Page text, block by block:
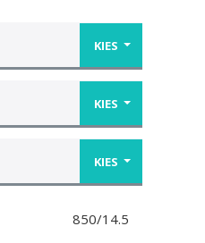
KIES
KIES
KIES
850/14.5